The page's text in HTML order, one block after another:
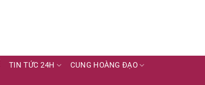
TIN TỨC 24H CUNG HOÀNG ĐẠO